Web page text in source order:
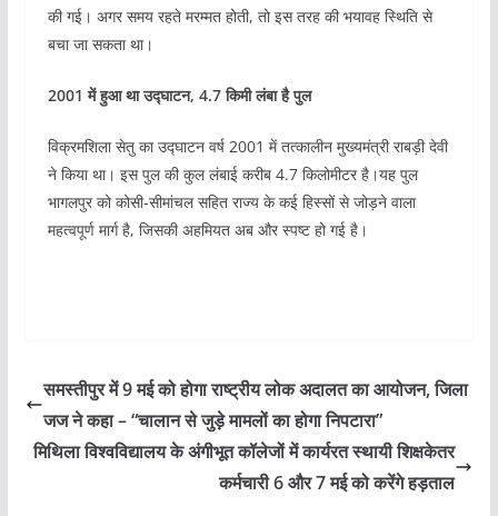
की गई। अगर समय रहते मरम्मत होती, तो इस तरह की भयावह स्थिति से
बचा जा सकता था।
2001 में हुआ था उद्घाटन, 4.7 किमी लंबा है पुल
विक्रमशिला सेतु का उद्घाटन वर्ष 2001 में तत्कालीन मुख्यमंत्री राबड़ी देवी
ने किया था। इस पुल की कुल लंबाई करीब 4.7 किलोमीटर है।यह पुल
भागलपुर को कोसी-सीमांचल सहित राज्य के कई हिस्सों से जोड़ने वाला
महत्वपूर्ण मार्ग है, जिसकी अहमियत अब और स्पष्ट हो गई है।
समस्तीपुर में 9 मई को होगा राष्ट्रीय लोक अदालत का आयोजन, जिला
जज ने कहा – “चालान से जुड़े मामलों का होगा निपटारा”
मिथिला विश्वविद्यालय के अंगीभूत कॉलेजों में कार्यरत स्थायी शिक्षकेतर
कर्मचारी 6 और 7 मई को करेंगे हड़ताल